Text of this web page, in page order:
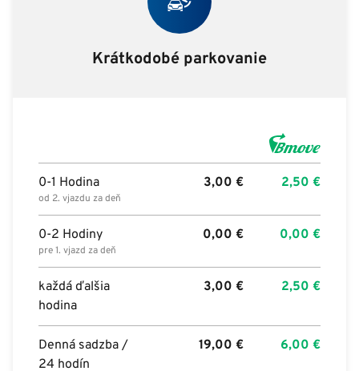
Krátkodobé parkovanie
0-1 Hodina
od 2. vjazdu za deň
3,00 € 2,50 €
0-2 Hodiny
pre 1. vjazd za deň
0,00 € 0,00 €
každá ďalšia
hodina
3,00 € 2,50 €
Denná sadzba /
24 hodín
19,00 € 6,00 €